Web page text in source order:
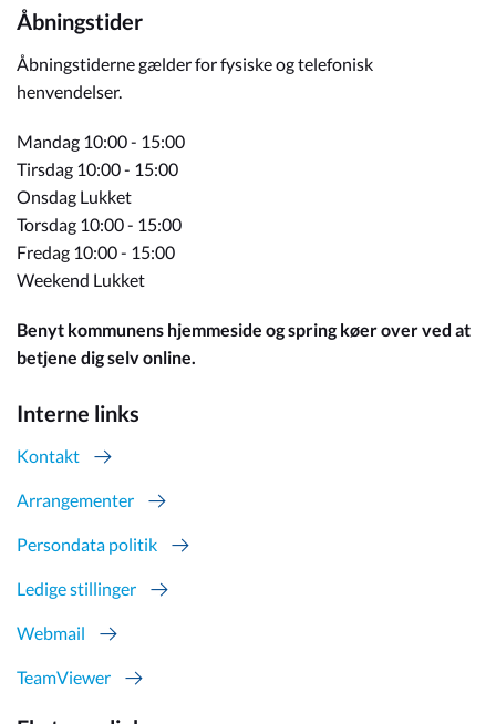
Åbningstider
Åbningstiderne gælder for fysiske og telefonisk
henvendelser.
Mandag 10:00 - 15:00
Tirsdag 10:00 - 15:00
Onsdag Lukket
Torsdag 10:00 - 15:00
Fredag 10:00 - 15:00
Weekend Lukket
Benyt kommunens hjemmeside og spring køer over ved at
betjene dig selv online.
Interne links
Kontakt
Arrangementer
Persondata politik
Ledige stillinger
Webmail
TeamViewer